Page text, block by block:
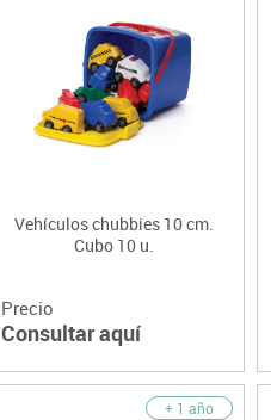
Vehículos chubbies 10 cm.
Cubo 10 u.
Precio
Consultar aquí
+ 1 año